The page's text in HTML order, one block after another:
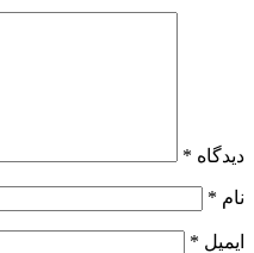
دیدگاه *
نام *
ایمیل *